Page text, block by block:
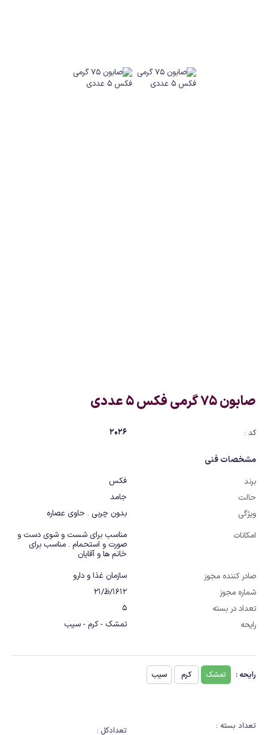
صابون 75 گرمی فکس 5 عددی
کد : 2026
مشخصات فنی
برند
فکس
حالت
جامد
ویژگی
بدون چربی . حاوی عصاره
امکانات
خانم ها و آقایان
صادر کننده مجوز
سازمان غذا و دارو
شماره مجوز
1612/ظ/21
تعداد در بسته
5
رایحه
تمشک - کرم - سیب
رایحه : تمشک کرم سیب
تعداد بسته : تعدادکل :